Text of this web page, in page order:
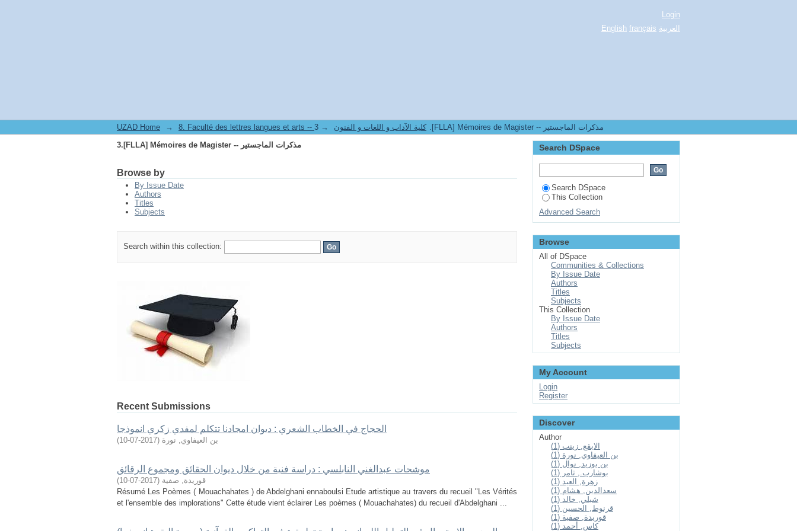
Login
English français العربية
UZAD Home → 8. Faculté des lettres langues et arts -- كلية الآداب و اللغات و الفنون →
3.[FLLA] Mémoires de Magister -- مذكرات الماجستير
3.[FLLA] Mémoires de Magister -- مذكرات الماجستير
Browse by
By Issue Date
Authors
Titles
Subjects
Search within this collection:
Recent Submissions
الحجاج في الخطاب الشعري : ديوان امجادنا تتكلم لمفدي زكري انموذجا
بن العيفاوي, نورة (
2017-07-10
)
موشحات عبدالغني النابلسي : دراسة فنية من خلال ديوان الحقائق ومجموع الرقائق
قوريدة, صفية (
2017-07-10
)
Résumé Les Poèmes ( Mouachahates ) de Abdelghani ennaboulsi Etude artistique au travers du recueil "Les Vérités
et l'ensemble des implorations" Cette étude vient éclairer Les poèmes ( Mouachahates) du recueil d'Abdelghani ...
Search DSpace
Search DSpace
This Collection
Advanced Search
Browse
All of DSpace
Communities & Collections
By Issue Date
Authors
Titles
Subjects
This Collection
By Issue Date
Authors
Titles
Subjects
My Account
Login
Register
Discover
Author
الابقع, زينب (1)
بن العيفاوي, نورة (1)
بن بوزيد, نوال (1)
بوشارب., ثامر (1)
زهرة, العيد (1)
سعدالدين, هشام (1)
شبلي, خالد (1)
قرنوط, الحسين (1)
قوريدة, صفية (1)
كاس, أحمد (1)